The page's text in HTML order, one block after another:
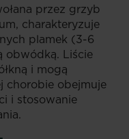
przez grzyb
charakteryzuje
plamek (3-6
obwódką. Liście
i mogą
chorobie obejmuje
i stosowanie